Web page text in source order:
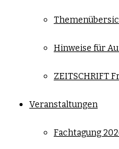
Hinweise für
ZEITSCHRIFT
Veranstaltungen
Fachtagung